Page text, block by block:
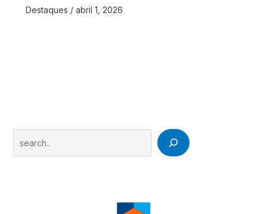
Destaques / abril 1, 2026